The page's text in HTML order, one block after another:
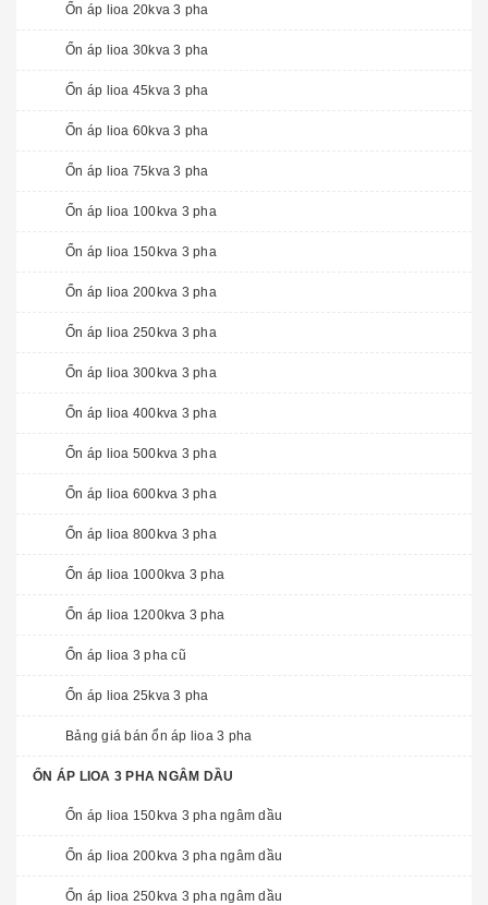
Ổn áp lioa 20kva 3 pha
Ổn áp lioa 30kva 3 pha
Ổn áp lioa 45kva 3 pha
Ổn áp lioa 60kva 3 pha
Ổn áp lioa 75kva 3 pha
Ổn áp lioa 100kva 3 pha
Ổn áp lioa 150kva 3 pha
Ổn áp lioa 200kva 3 pha
Ổn áp lioa 250kva 3 pha
Ổn áp lioa 300kva 3 pha
Ổn áp lioa 400kva 3 pha
Ổn áp lioa 500kva 3 pha
Ổn áp lioa 600kva 3 pha
Ổn áp lioa 800kva 3 pha
Ổn áp lioa 1000kva 3 pha
Ổn áp lioa 1200kva 3 pha
Ổn áp lioa 3 pha cũ
Ổn áp lioa 25kva 3 pha
Bảng giá bán ổn áp lioa 3 pha
ỔN ÁP LIOA 3 PHA NGÂM DẦU
Ổn áp lioa 150kva 3 pha ngâm dầu
Ổn áp lioa 200kva 3 pha ngâm dầu
Ổn áp lioa 250kva 3 pha ngâm dầu